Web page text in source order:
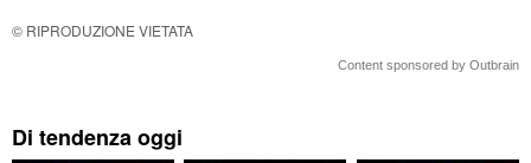
© RIPRODUZIONE VIETATA
Content sponsored by Outbrain
Di tendenza oggi